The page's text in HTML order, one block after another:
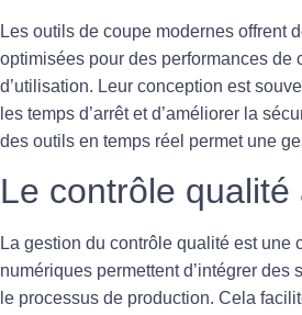
Les outils de coupe modernes offrent
optimisées pour des performances de
d’utilisation. Leur conception est
les temps d’arrêt et d’améliorer la
des outils en temps réel permet une
Le contrôle qualité
La gestion du contrôle qualité est une
numériques permettent d’intégrer
le processus de production. Cela